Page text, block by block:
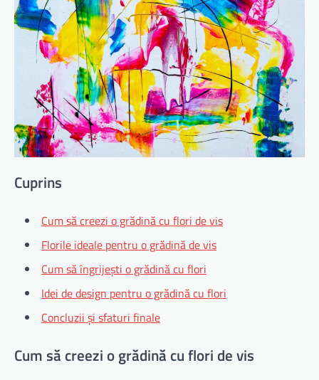
Cuprins
Cum să creezi o grădină cu flori de vis
Florile ideale pentru o grădină de vis
Cum să îngrijești o grădină cu flori
Idei de design pentru o grădină cu flori
Concluzii și sfaturi finale
Cum să creezi o grădină cu flori de vis